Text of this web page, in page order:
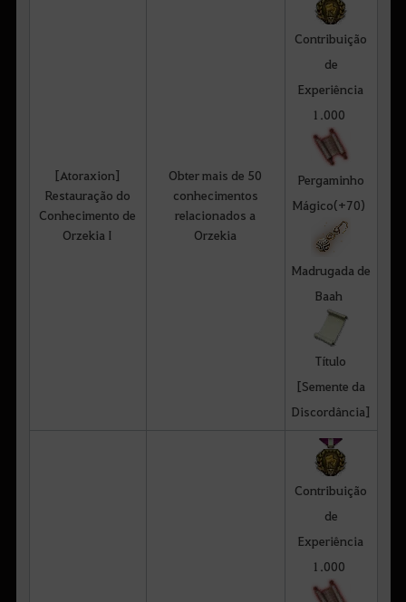
[Atoraxion]
Restauração do
Conhecimento de
Orzekia I
Obter mais de 50
conhecimentos
relacionados a
Orzekia
Contribuição
de
Experiência
1.000
Pergaminho
Mágico(+70)
Madrugada de
Baah
Título
[Semente da
Discordância]
Contribuição
de
Experiência
1.000